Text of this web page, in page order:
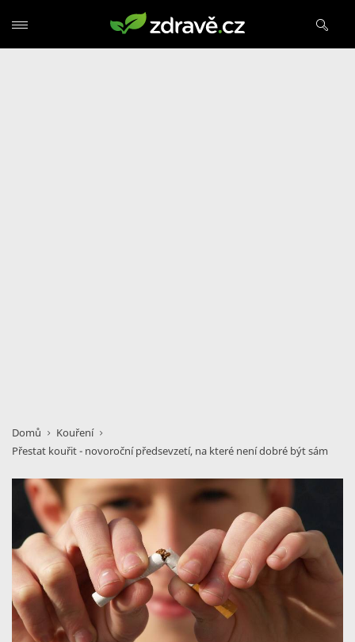
Domů
Kouření
Přestat kouřit - novoroční předsevzetí, na které není dobré být sám